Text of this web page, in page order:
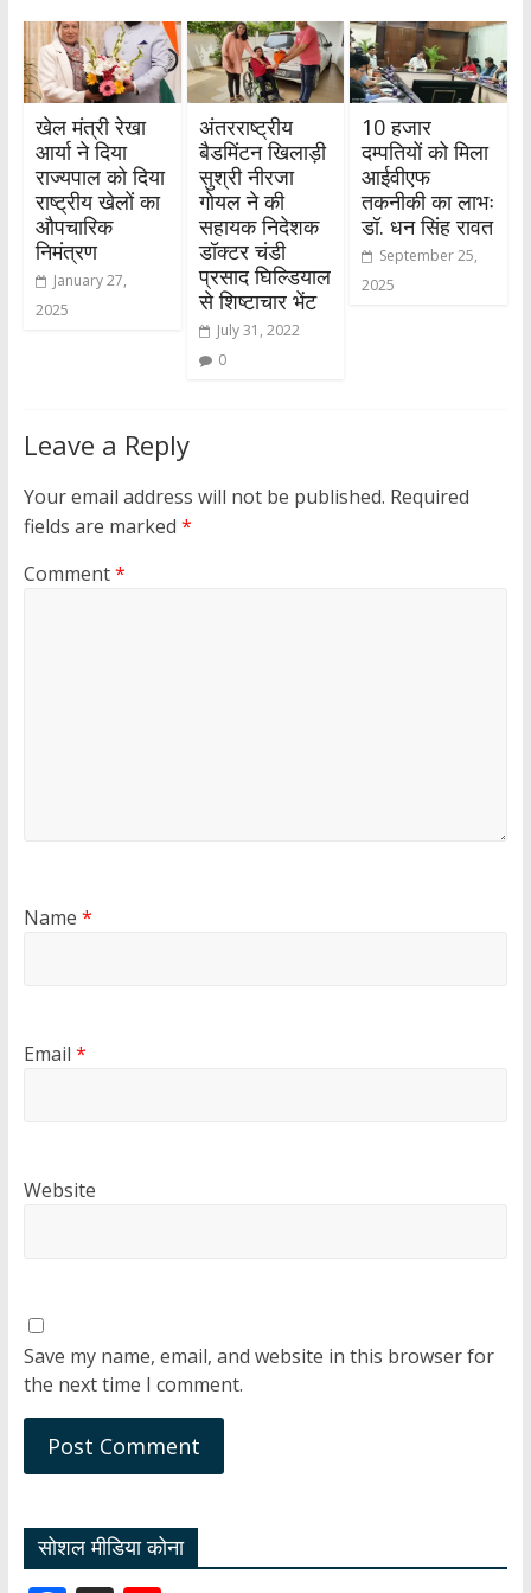
खेल मंत्री रेखा
आर्या ने दिया
राज्यपाल को दिया
राष्ट्रीय खेलों का
औपचारिक
निमंत्रण
January 27,
2025
अंतरराष्ट्रीय
बैडमिंटन खिलाड़ी
सुश्री नीरजा
गोयल ने की
सहायक निदेशक
डॉक्टर चंडी
प्रसाद घिल्डियाल
से शिष्टाचार भेंट
July 31, 2022
0
10 हजार
दम्पतियों को मिला
आईवीएफ
तकनीकी का लाभः
डॉ. धन सिंह रावत
September 25,
2025
Leave a Reply
Your email address will not be published. Required
fields are marked *
Comment*
Name *
Email *
Website
Save my name, email, and website in this browser for
the next time I comment.
सोशल मीडिया कोना